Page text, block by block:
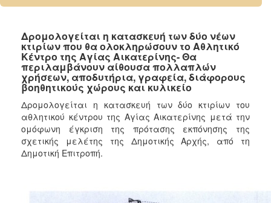
2024
2022
2021
2020
2019
2018
2017
2016
2013
Δρομολογείται η κατασκευή των δύο νέων
κτιρίων που θα ολοκληρώσουν το Αθλητικό
Κέντρο της Αγίας Αικατερίνης- Θα
περιλαμβάνουν αίθουσα πολλαπλών
χρήσεων, αποδυτήρια, γραφεία, διάφορους
βοηθητικούς χώρους και κυλικείο
Δρομολογείται η κατασκευή των δύο κτιρίων του
αθλητικού κέντρου της Αγίας Αικατερίνης μετά την
ομόφωνη έγκριση της πρότασης εκπόνησης της
σχετικής μελέτης της Δημοτικής Αρχής, από τη
Δημοτική Επιτροπή.